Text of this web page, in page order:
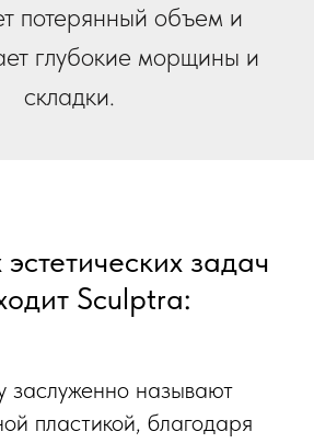
потерянный объем и
глубокие морщины и
складки.
задач
Sculptrа:
заслуженно называют
пластикой, благодаря